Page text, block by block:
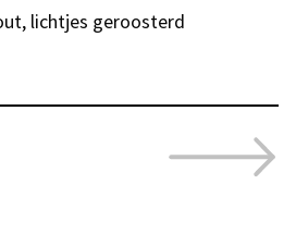
lichtjes geroosterd